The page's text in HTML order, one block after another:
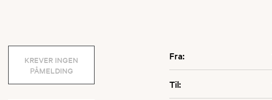
Fra:
Til:
KREVER INGEN
PÅMELDING